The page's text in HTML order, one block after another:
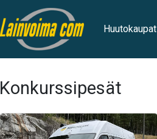
Huutokaupat
Konkurssipesät